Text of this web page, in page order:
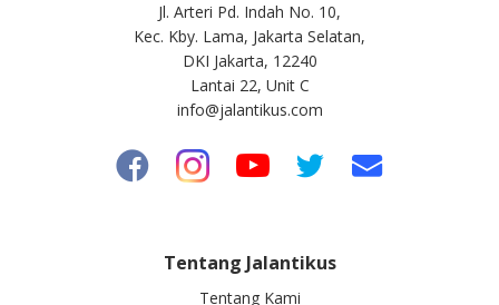
Jl. Arteri Pd. Indah No. 10,
Kec. Kby. Lama, Jakarta Selatan,
DKI Jakarta, 12240
Lantai 22, Unit C
info@jalantikus.com
Tentang Jalantikus
Tentang Kami